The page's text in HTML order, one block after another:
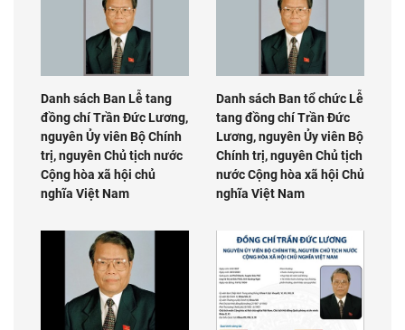
Danh sách Ban Lễ tang
đồng chí Trần Đức Lương,
nguyên Ủy viên Bộ Chính
trị, nguyên Chủ tịch nước
Cộng hòa xã hội chủ
nghĩa Việt Nam
Danh sách Ban tổ chức Lễ
tang đồng chí Trần Đức
Lương, nguyên Ủy viên Bộ
Chính trị, nguyên Chủ tịch
nước Cộng hòa xã hội Chủ
nghĩa Việt Nam